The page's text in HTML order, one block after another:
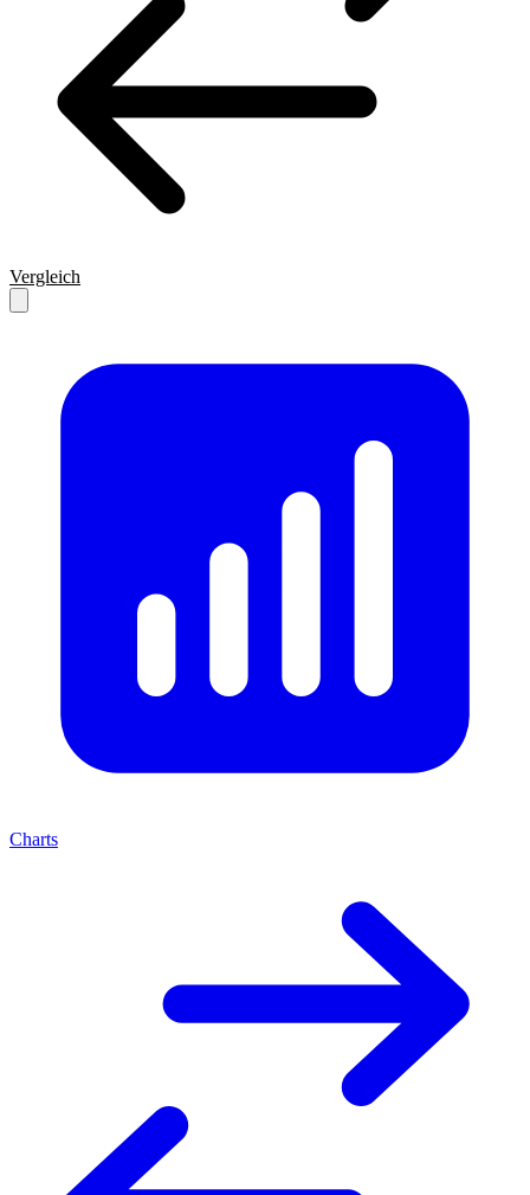
Vergleich
Charts